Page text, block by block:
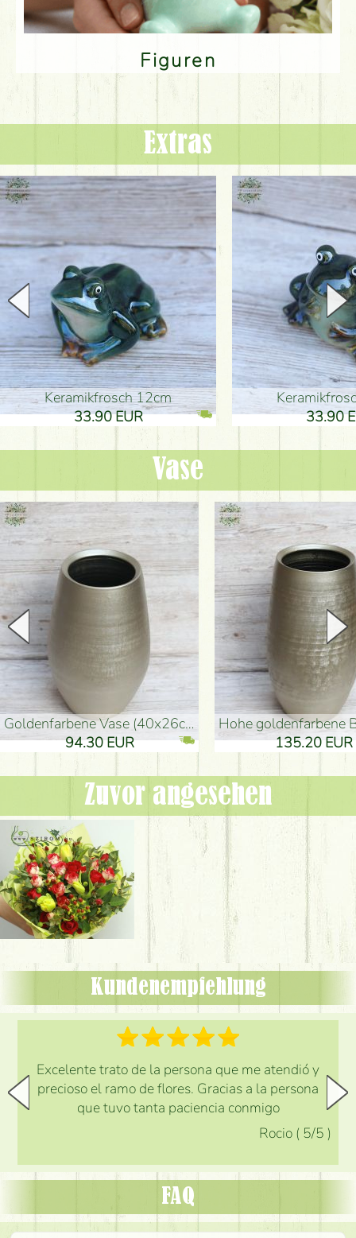
Figuren
Extras
Keramikfrosch 12cm
33.90 EUR
33.90
Vase
goldenfarbene Vase (40x26cm)
94.30 EUR
hohe goldenfarbene
135.20 EUR
Zuvor angesehen
Kundenempfehlung
Excelente trato de la persona que me atendió y
precioso el ramo de flores. Gracias a la persona
que tuvo tanta paciencia conmigo
Rocio ( 5/5 )
FAQ